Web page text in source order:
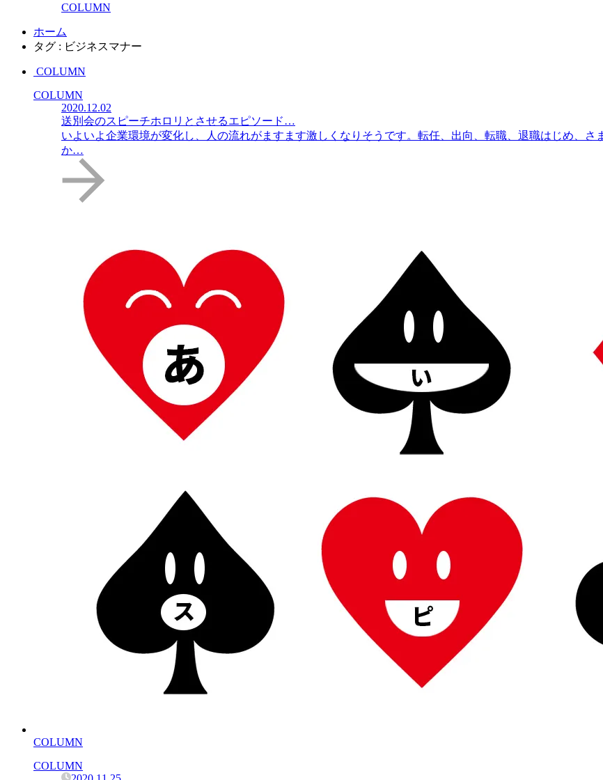
COLUMN
ホーム
タグ : ビジネスマナー
COLUMN
COLUMN
2020.12.02
送別会のスピーチホロリとさせるエピソード…
いよいよ企業環境が変化し、人の流れがますます激しくなりそうです。転任、出向、転職、退職はじめ、
か…
COLUMN
COLUMN